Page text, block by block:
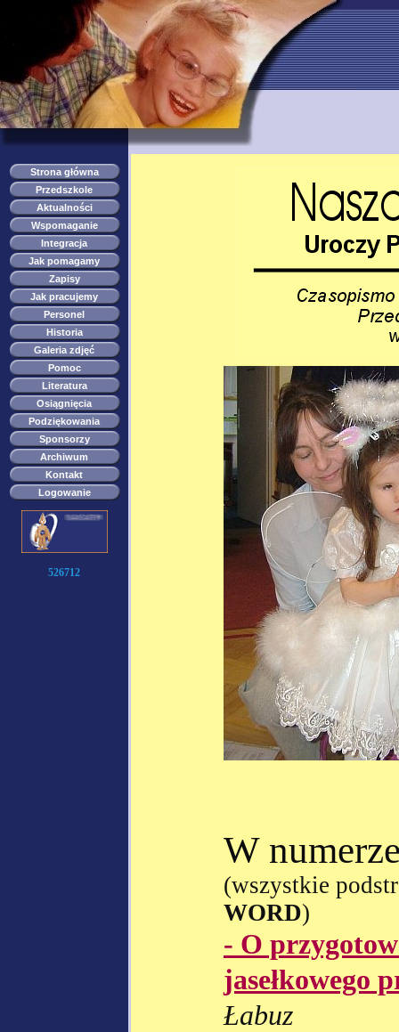
Strona główna
Przedszkole
Aktualności
Wspomaganie
Integracja
Jak pomagamy
Zapisy
Jak pracujemy
Personel
Historia
Galeria zdjęć
Pomoc
Literatura
Osiągnięcia
Podziękowania
Sponsorzy
Archiwum
Kontakt
Logowanie
526712
W
(wszystkie
WORD)
- O
jasełkowego
Łabuz